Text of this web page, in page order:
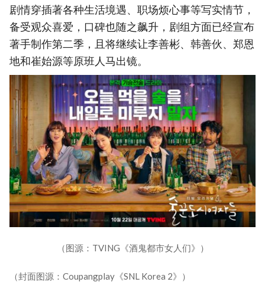
剧情穿插著各种生活境遇、职场烦心事等写实情节，
备受观众喜爱，口碑也随之飙升，剧组方面已经宣布
著手制作第二季，且将继续让李善彬、韩善伙、郑恩
地和崔始源等原班人马出镜。
（图源：TVING《酒鬼都市女人们》）
（封面图源：Coupangplay《SNL Korea 2》）